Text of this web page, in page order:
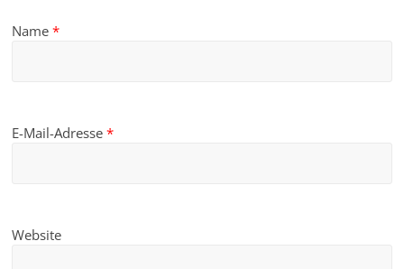
Name*
E-Mail-Adresse*
Website